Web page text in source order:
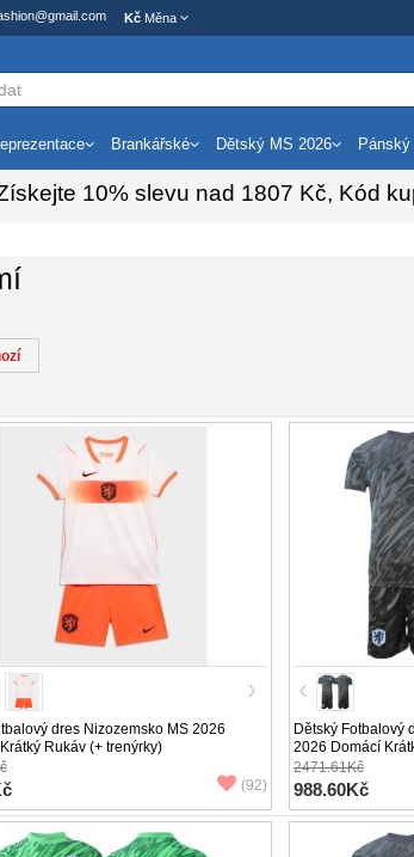
Kč Měna
Brankářské Dětský MS 2026
10%slevu nad 1807 Kč, Kód
dres Nizozemsko MS 2026
Rukáv (+ trenýrky)
(92)
Dětský Fotbalový
2026 Domácí
2471.61Kč
988.60Kč